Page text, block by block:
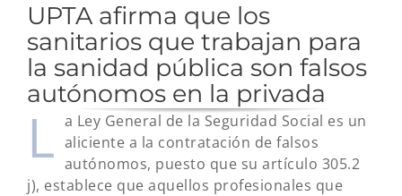
UPTA afirma que los
sanitarios que trabajan para
la sanidad pública son falsos
autónomos en la privada
L a Ley General de la Seguridad Social es un
aliciente a la contratación de falsos
autónomos, puesto que su artículo 305.2
j), establece que aquellos profesionales que